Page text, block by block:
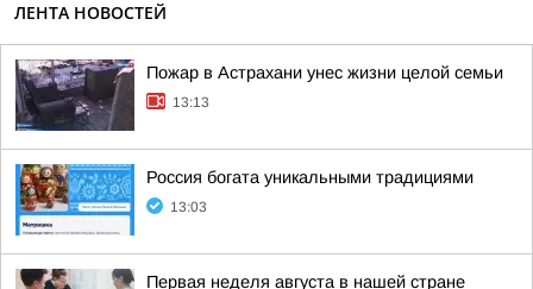
ЛЕНТА НОВОСТЕЙ
Пожар в Астрахани унес жизни целой семьи
13:13
Россия богата уникальными традициями
13:03
Первая неделя августа в нашей стране